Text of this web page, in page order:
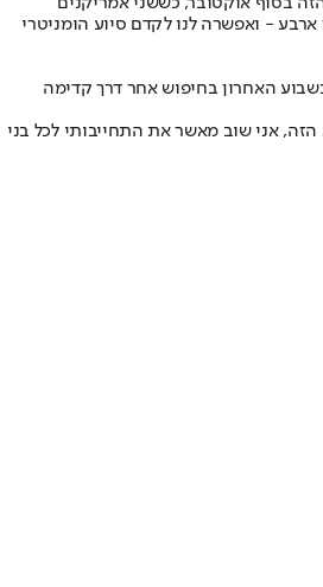
שבעה ימים בלחימה שהביאה לשחרור 105 בני ערובה - כולל ילד אמריקאי בן ארבע - ואפשרה לנו לקדם סיוע הומניטרי
האחרון בחיפוש אחר דרך קדימה
עם משפחות בני הערובה האמריקנים. אף אחד לא צריך לסבול אפילו יום אחד ממה שהם עברו, הרבה פחות 100. ביום הנורא הזה, אני שוב מאשר את התחייבותי לכל בני